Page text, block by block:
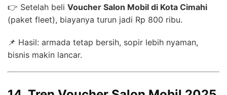
👉 Setelah beli Voucher Salon Mobil di Kota Cimahi
(paket fleet), biayanya turun jadi Rp 800 ribu.
📌 Hasil: armada tetap bersih, sopir lebih nyaman,
bisnis makin lancar.